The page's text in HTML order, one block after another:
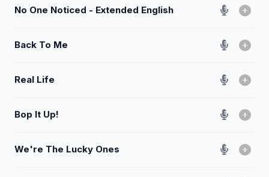
No One Noticed - Extended English
Back To Me
Real Life
Bop It Up!
We're The Lucky Ones